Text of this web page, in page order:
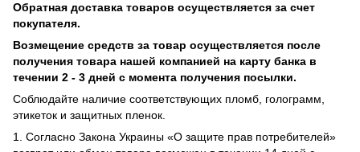
Обратная доставка товаров осуществляется за счет
покупателя.
Возмещение средств за товар осуществляется после
получения товара нашей компанией на карту банка в
течении 2 - 3 дней с момента получения посылки.
Соблюдайте наличие соответствующих пломб, голограмм,
этикеток и защитных пленок.
1. Согласно Закона Украины «О защите прав потребителей»